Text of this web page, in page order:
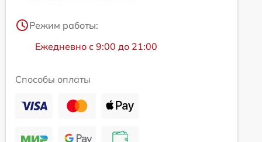
Режим работы:
Ежедневно с 9:00 до 21:00
Способы оплаты